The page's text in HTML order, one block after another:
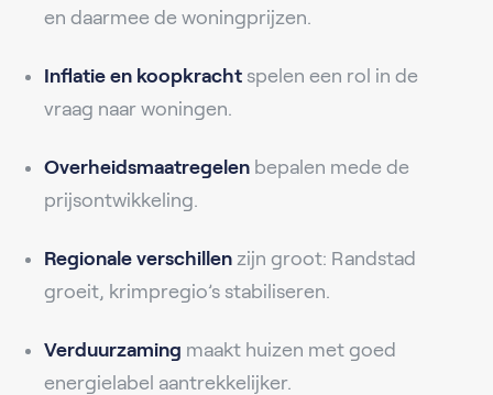
en daarmee de woningprijzen.
Inflatie en koopkracht spelen een rol in de
vraag naar woningen.
Overheidsmaatregelen bepalen mede de
prijsontwikkeling.
Regionale verschillen zijn groot: Randstad
groeit, krimpregio’s stabiliseren.
Verduurzaming maakt huizen met goed
energielabel aantrekkelijker.